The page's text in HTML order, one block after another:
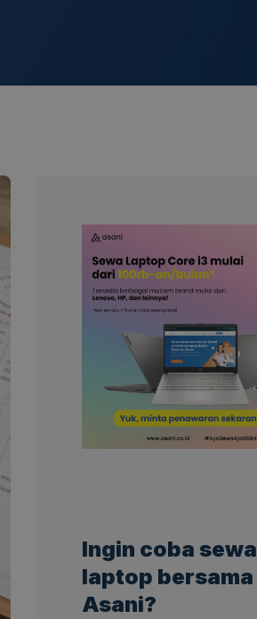
Ingin coba sewa
laptop bersama
Asani?